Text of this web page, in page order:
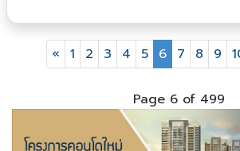
« 1 2 3 4 5 6 7 8 9
Page 6 of 499